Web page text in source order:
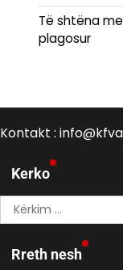
Të shtëna
plagosur
Kontakt :
Kerko
Kërko
për:
Rreth nesh